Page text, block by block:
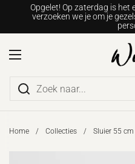
Ga naar content
Opgelet! Op zaterdag is het
verzoeken we je om je
Menu openen
Home / Collecties / Sluier 55 cm